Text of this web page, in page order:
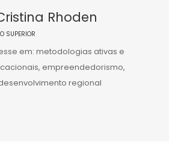
Rhoden
SUPERIOR
em: metodologias ativas e
empreendedorismo,
regional